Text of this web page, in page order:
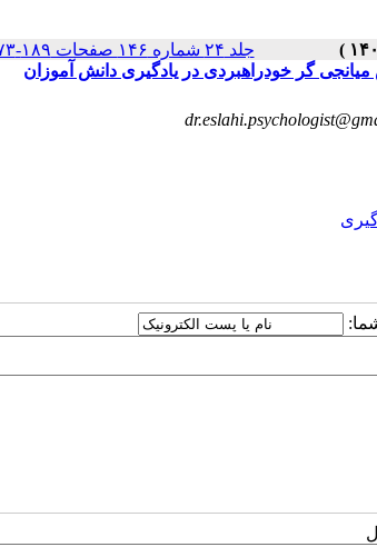
جلد ۲۴ شماره ۱۴۶ صفحات ۱۸۹-۱۷۳
گر خودراهبردی در یادگیری دانش آموزان